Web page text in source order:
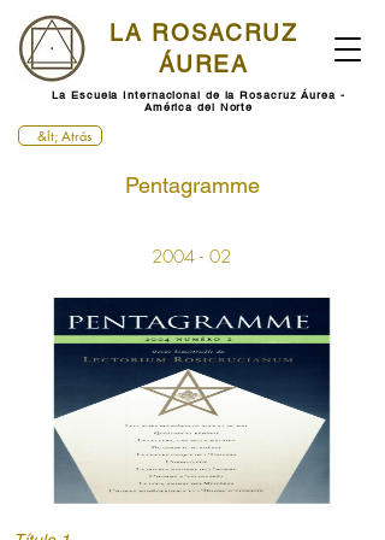
LA ROSACRUZ
ÁUREA
La Escuela Internacional de la Rosacruz Áurea -
América del Norte
&lt; Atrás
Pentagramme
2004 - 02